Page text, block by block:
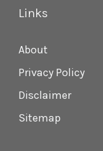
Links
About
Privacy Policy
Disclaimer
Sitemap